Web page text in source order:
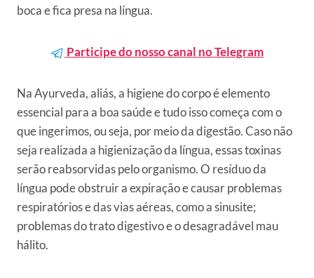
boca e fica presa na língua.
Participe do nosso canal no Telegram
Na Ayurveda, aliás, a higiene do corpo é elemento
essencial para a boa saúde e tudo isso começa com o
que ingerimos, ou seja, por meio da digestão. Caso não
seja realizada a higienização da língua, essas toxinas
serão reabsorvidas pelo organismo. O resíduo da
língua pode obstruir a expiração e causar problemas
respiratórios e das vias aéreas, como a sinusite;
problemas do trato digestivo e o desagradável mau
hálito.